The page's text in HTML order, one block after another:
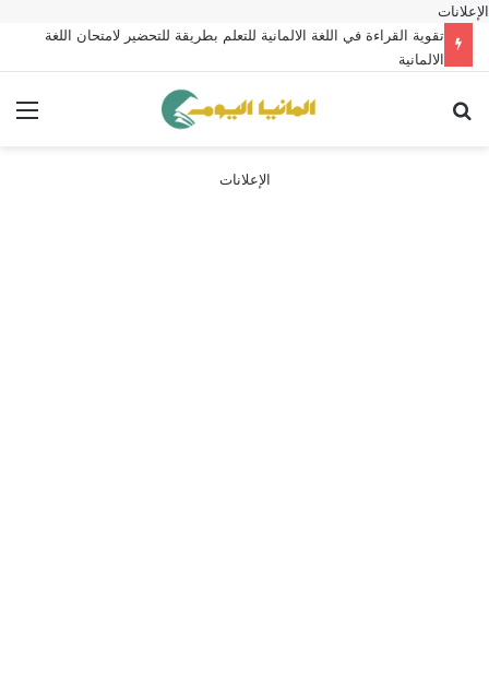
الإعلانات
تقوية القراءة في اللغة الالمانية للتعلم بطريقة للتحضير لامتحان اللغة
الالمانية
الإعلانات